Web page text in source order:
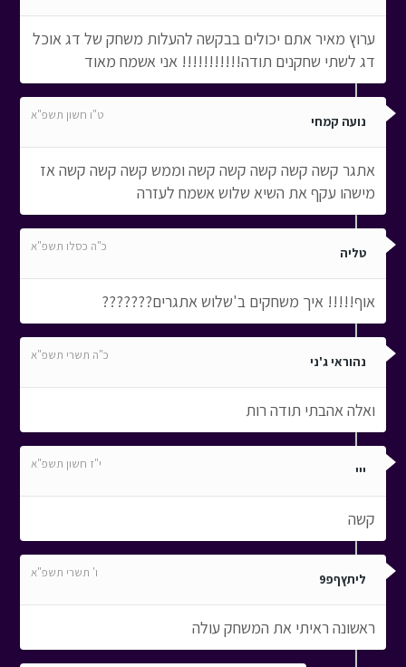
ערוץ מאיר אתם יכולים בבקשה להעלות משחק של דג אוכל
דג לשתי שחקנים תודה!!!!!!!!!!! אני אשמח מאוד
נועה קמחי ט"ו חשון תשפ"א
אתגר קשה קשה קשה קשה קשה וממש קשה קשה קשה אז
מישהו עקף את השיא שלוש אשמח לעזרה
טליה כ"ה כסלו תשפ"א
אוף!!!!! איך משחקים ב'שלוש אתגרים???????
נהוראי ג'ני כ"ה תשרי תשפ"א
ואלה אהבתי תודה רות
ייי י"ז חשון תשפ"א
קשה
ליתץףפ9 ו' תשרי תשפ"א
ראשונה ראיתי את המשחק עולה